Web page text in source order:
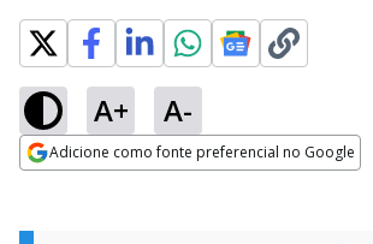
A+ A-
Adicione como fonte preferencial no Google